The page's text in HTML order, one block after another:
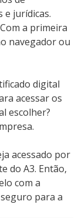
e jurídicas.
a primeira
navegador ou
digital
acessar os
escolher?
acessado por
do A3. Então,
com a
para a